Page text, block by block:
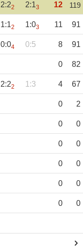
2:22 2:13 12 119
1:12 1:03 11 91
0:04 0:5 8 91
0 82
2:22 1:3 4 67
0 2
0 0
0 0
0 0
0 0
0 0